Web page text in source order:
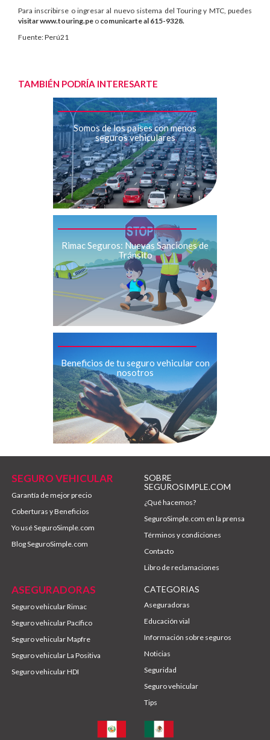
Para inscribirse o ingresar al nuevo sistema del Touring y MTC, puedes
visitar www.touring.pe o comunicarte al 615-9328.
Fuente: Perú21
TAMBIÉN PODRÍA INTERESARTE
Somos de los países con menos
seguros vehiculares
Rimac Seguros: Nuevas Sanciones de
Tránsito
Beneficios de tu seguro vehicular con
nosotros
SEGURO VEHICULAR
Garantía de mejor precio
Coberturas y Beneficios
Yo usé SeguroSimple.com
Blog SeguroSimple.com
SOBRE
SEGUROSIMPLE.COM
¿Qué hacemos?
SeguroSimple.com en la prensa
Términos y condiciones
Contacto
Libro de reclamaciones
ASEGURADORAS
Seguro vehicular Rimac
Seguro vehicular Pacífico
Seguro vehicular Mapfre
Seguro vehicular La Positiva
Seguro vehicular HDI
CATEGORIAS
Aseguradoras
Educación vial
Información sobre seguros
Noticias
Seguridad
Seguro vehicular
Tips